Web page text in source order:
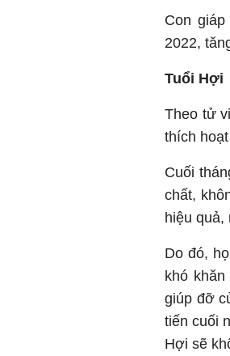
Con
2022,
Tuổi Hợi
Theo tử
thích
Cuối
chất,
hiệu
Do đó,
khó
giúp đỡ
tiến cuối
Hợi sẽ